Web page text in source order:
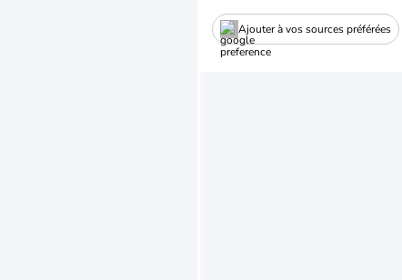
Ajouter à vos sources préférées